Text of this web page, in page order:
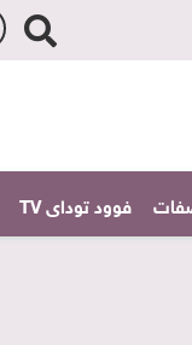
فوود توداى TV